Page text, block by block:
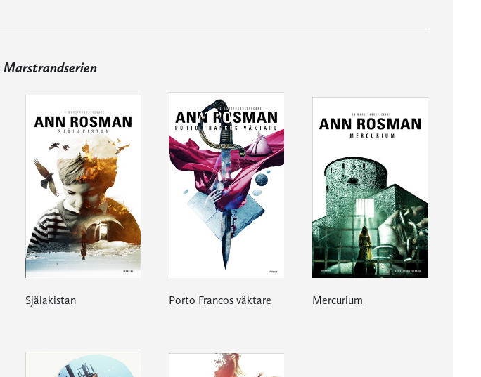
Marstrandserien
Själakistan Porto Francos väktare Mercurium